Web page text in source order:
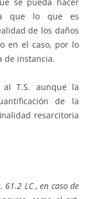
se pueda hacer
que lo que es
de los daños
en el caso, por lo
de instancia.
al T.S. aunque la
de la
resarcitoria
LC , en caso de